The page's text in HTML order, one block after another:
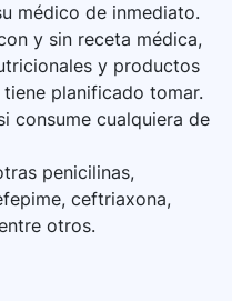
médico de inmediato.
y sin receta médica,
y productos
planificado tomar.
consume cualquiera de
penicilinas,
ceftriaxona,
otros.